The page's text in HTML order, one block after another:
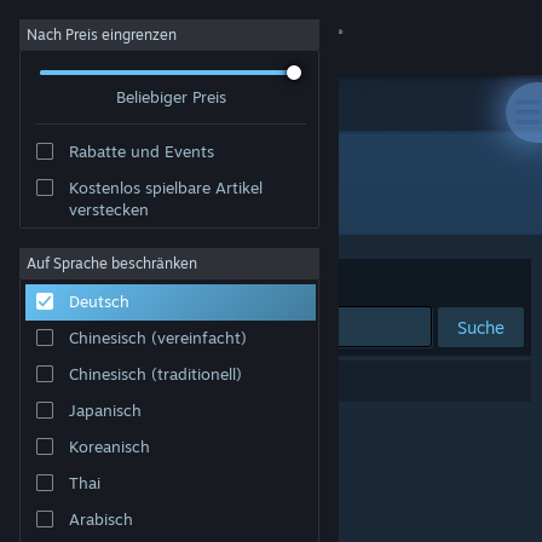
Anmelden
Info
Support
Sprache ändern
Steam-Mobile-App herunterladen
Desktopversion anzeigen
Nach Preis eingrenzen
Beliebiger Preis
Rabatte und Events
Kostenlos spielbare Artikel
verstecken
Auf Sprache beschränken
Deutsch
Chinesisch (vereinfacht)
Chinesisch (traditionell)
Japanisch
Koreanisch
Thai
Arabisch
Entwickler: Petrolhead software
Sortieren nach Relevanz
Suche
0 Ergebnisse entsprechen Ihrer Suche.